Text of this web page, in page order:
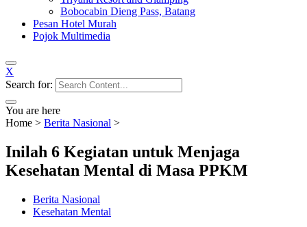
Bobocabin Dieng Pass, Batang
Pesan Hotel Murah
Pojok Multimedia
X
Search for:
You are here
Home > Berita Nasional >
Inilah 6 Kegiatan untuk Menjaga
Kesehatan Mental di Masa PPKM
Berita Nasional
Kesehatan Mental